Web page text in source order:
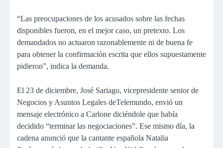
“Las preocupaciones de los acusados sobre las fechas
disponibles fueron, en el mejor caso, un pretexto. Los
demandados no actuaron razonablemente ni de buena fe
para obtener la confirmación escrita que ellos supuestamente
pidieron”, indica la demanda.
El 23 de diciembre, José Sariago, vicepresidente senior de
Negocios y Asuntos Legales deTelemundo, envió un
mensaje electrónico a Carlone diciéndole que había
decidido “terminar las negociaciones”. Ese mismo día, la
cadena anunció que la cantante española Natalia